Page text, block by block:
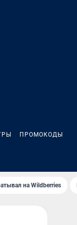
ПРОМОКОДЫ
на Wildberries